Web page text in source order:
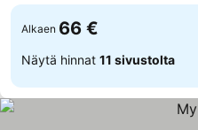
Alkaen 66 €
Näytä hinnat 11 sivustolta